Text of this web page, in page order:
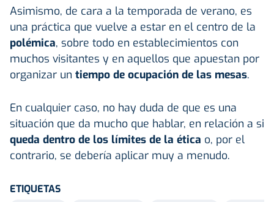
Asimismo, de cara a la temporada de verano, es
una práctica que vuelve a estar en el centro de la
polémica, sobre todo en establecimientos con
muchos visitantes y en aquellos que apuestan por
organizar un tiempo de ocupación de las mesas.
En cualquier caso, no hay duda de que es una
situación que da mucho que hablar, en relación a si
queda dentro de los límites de la ética o, por el
contrario, se debería aplicar muy a menudo.
ETIQUETAS